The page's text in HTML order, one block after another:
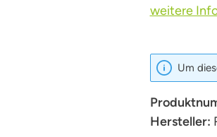
weitere
Um
Hersteller: